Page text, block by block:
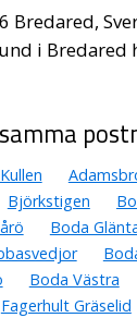
Bredared,
i
Björkstigen
Boda
Boda Västra
Fagerhult Gräselid